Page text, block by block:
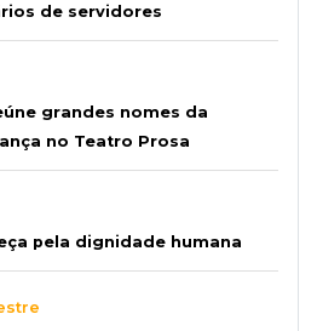
de servidores
grandes nomes da
no Teatro Prosa
pela dignidade humana